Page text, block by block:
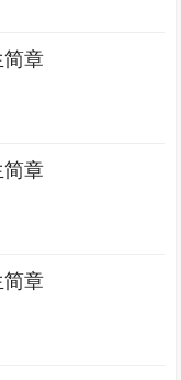
简章
简章
简章